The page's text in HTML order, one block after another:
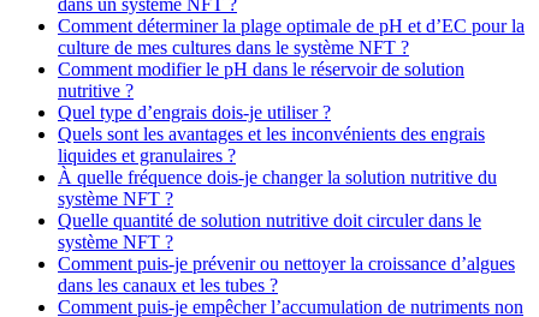
Comment déterminer la plage optimale de pH et d’EC pour la
culture de mes cultures dans le système NFT ?
Comment modifier le pH dans le réservoir de solution
nutritive ?
Quel type d’engrais dois-je utiliser ?
Quels sont les avantages et les inconvénients des engrais
liquides et granulaires ?
À quelle fréquence dois-je changer la solution nutritive du
système NFT ?
Quelle quantité de solution nutritive doit circuler dans le
système NFT ?
Comment puis-je prévenir ou nettoyer la croissance d’algues
dans les canaux et les tubes ?
Comment puis-je empêcher l’accumulation de nutriments non